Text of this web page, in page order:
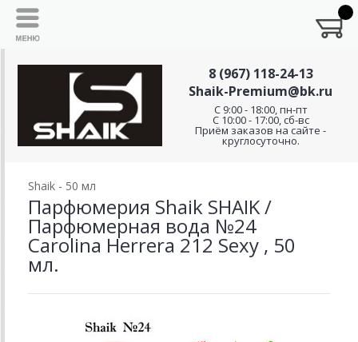
8 (967) 118-24-13
Shaik-Premium@bk.ru
C 9:00 - 18:00, пн-пт
С 10:00 - 17:00, сб-вс
Приём заказов на сайте -
круглосуточно.
Shaik - 50 мл
Парфюмерия Shaik SHAIK /
Парфюмерная вода №24
Carolina Herrera 212 Sexy , 50
мл.